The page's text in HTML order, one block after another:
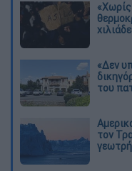
«Δεν
του
τον